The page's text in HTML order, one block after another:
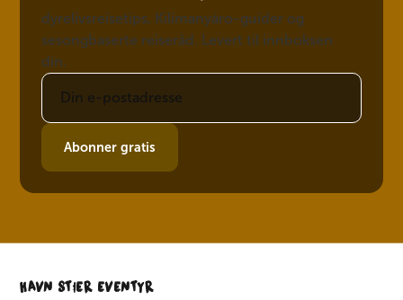
dyrelivsreisetips, Kilimanyáro-guider og
sesongbaserte reiseråd. Levert til innboksen
din.
Abonner gratis
HAVN STIER EVENTYR